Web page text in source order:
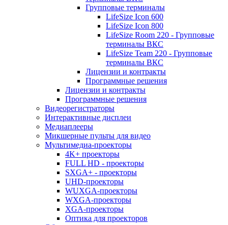
Групповые терминалы
LifeSize Icon 600
LifeSize Icon 800
LifeSize Room 220 - Групповые
терминалы ВКС
LifeSize Team 220 - Групповые
терминалы ВКС
Лицензии и контракты
Программные решения
Лицензии и контракты
Программные решения
Видеорегистраторы
Интерактивные дисплеи
Медиаплееры
Микшерные пульты для видео
Мультимедиа-проекторы
4K+ проекторы
FULL HD - проекторы
SXGA+ - проекторы
UHD-проекторы
WUXGA-проекторы
WXGA-проекторы
XGA-проекторы
Оптика для проекторов